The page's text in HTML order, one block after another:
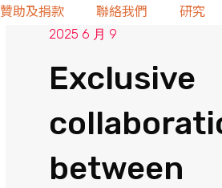
贊助及捐款 聯絡我們 研究
2025 6 月 9
Exclusive
between